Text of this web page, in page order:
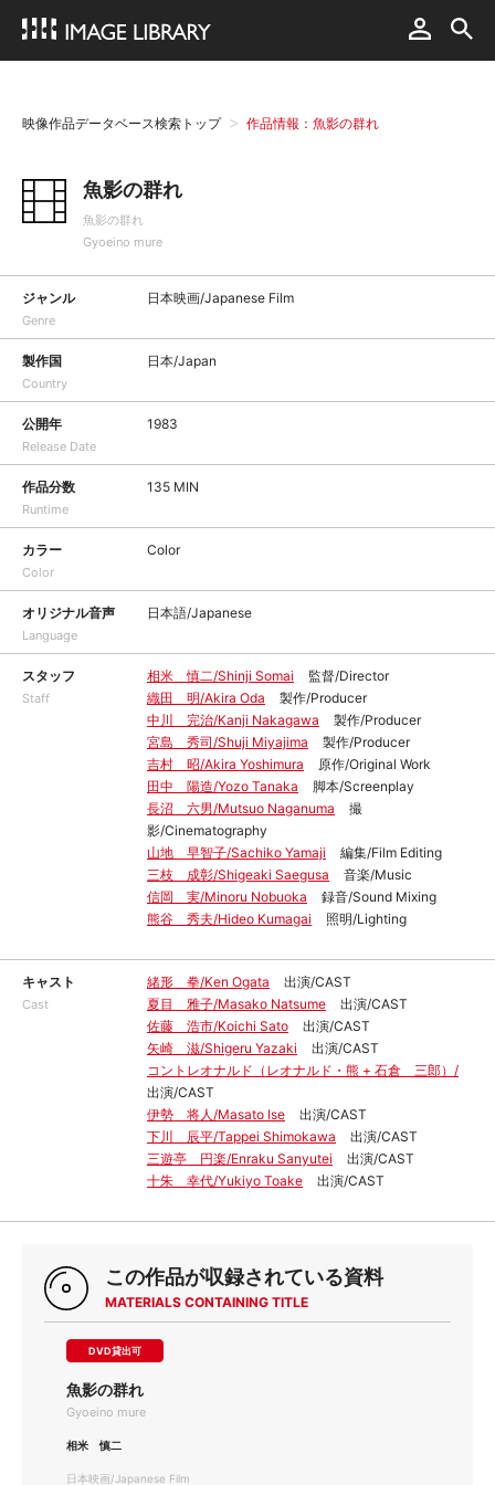
映像作品データベース検索トップ 作品情報：魚影の群れ
魚影の群れ
魚影の群れ
Gyoeino mure
ジャンル
Genre
日本映画/Japanese Film
製作国
Country
日本/Japan
公開年
Release Date
1983
作品分数
Runtime
135 MIN
カラー
Color
Color
オリジナル音声
Language
日本語/Japanese
スタッフ
Staff
相米 慎二/Shinji Somai
監督/Director
織田 明/Akira Oda
製作/Producer
中川 完治/Kanji Nakagawa
製作/Producer
宮島 秀司/Shuji Miyajima
製作/Producer
吉村 昭/Akira Yoshimura
原作/Original Work
田中 陽造/Yozo Tanaka
脚本/Screenplay
長沼 六男/Mutsuo Naganuma
撮
影/Cinematography
山地 早智子/Sachiko Yamaji
編集/Film Editing
三枝 成彰/Shigeaki Saegusa
音楽/Music
信岡 実/Minoru Nobuoka
録音/Sound Mixing
熊谷 秀夫/Hideo Kumagai
照明/Lighting
キャスト
Cast
緒形 拳/Ken Ogata
出演/CAST
夏目 雅子/Masako Natsume
出演/CAST
佐藤 浩市/Koichi Sato
出演/CAST
矢崎 滋/Shigeru Yazaki
出演/CAST
コントレオナルド（レオナルド・熊 + 石倉 三郎）/
出演/CAST
伊勢 将人/Masato Ise
出演/CAST
下川 辰平/Tappei Shimokawa
出演/CAST
三遊亭 円楽/Enraku Sanyutei
出演/CAST
十朱 幸代/Yukiyo Toake
出演/CAST
この作品が収録されている資料
MATERIALS CONTAINING TITLE
DVD貸出可
魚影の群れ
Gyoeino mure
相米 慎二
日本映画/Japanese Film